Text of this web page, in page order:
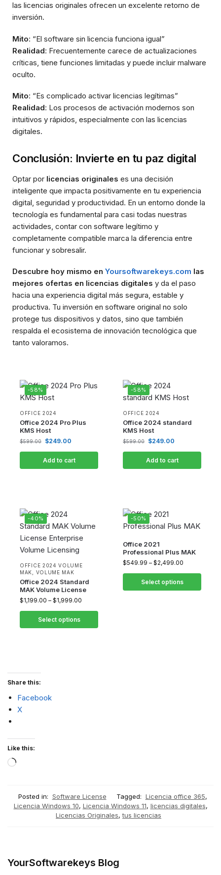
las licencias originales ofrecen un excelente retorno de
inversión.
Mito: “El software sin licencia funciona igual”
Realidad: Frecuentemente carece de actualizaciones
críticas, tiene funciones limitadas y puede incluir malware
oculto.
Mito: “Es complicado activar licencias legítimas”
Realidad: Los procesos de activación modernos son
intuitivos y rápidos, especialmente con las licencias
digitales.
Conclusión: Invierte en tu paz digital
Optar por licencias originales es una decisión
inteligente que impacta positivamente en tu experiencia
digital, seguridad y productividad. En un entorno donde la
tecnología es fundamental para casi todas nuestras
actividades, contar con software legítimo y
completamente compatible marca la diferencia entre
funcionar y sobresalir.
Descubre hoy mismo en Yoursoftwarekeys.com las
mejores ofertas en licencias digitales y da el paso
hacia una experiencia digital más segura, estable y
productiva. Tu inversión en software original no solo
protege tus dispositivos y datos, sino que también
respalda el ecosistema de innovación tecnológica que
tanto valoramos.
-58%
OFFICE 2024
Office 2024 Pro Plus
KMS Host
$599.00 $249.00
Add to cart
-58%
OFFICE 2024
Office 2024 standard
KMS Host
$599.00 $249.00
Add to cart
-40%
OFFICE 2024 VOLUME
MAK, VOLUME MAK
Office 2024 Standard
MAK Volume License
$1,199.00 – $1,999.00
Select options
-50%
Office 2021
Professional Plus MAK
$549.99 – $2,499.00
Select options
Share this:
Facebook
X
Like this:
Posted in: Software License Tagged: Licencia office 365,
Licencia Windows 10, Licencia Windows 11, licencias digitales,
Licencias Originales,tus licencias
YourSoftwarekeys Blog